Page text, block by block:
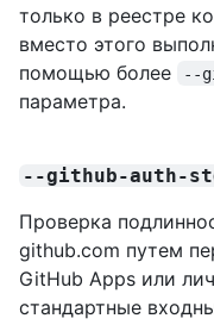
только в реестре
вместо этого
помощью более
--
параметра.
--github-auth-
Проверка
github.com путем
GitHub Apps или
стандартные